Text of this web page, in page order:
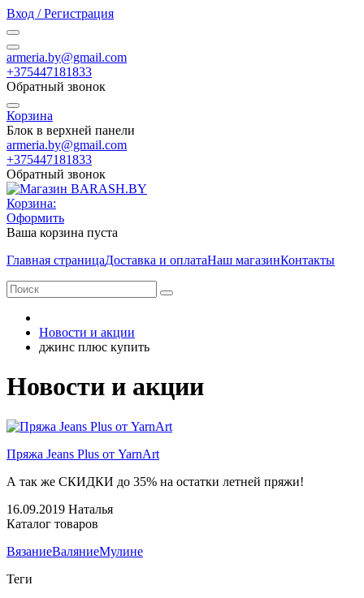
Вход / Регистрация
armeria.by@gmail.com
+375447181833
Обратный звонок
Корзина
Блок в верхней панели
armeria.by@gmail.com
+375447181833
Обратный звонок
Корзина:
Оформить
Ваша корзина пуста
Главная страницаДоставка и оплатаНаш магазинКонтакты
Новости и акции
джинс плюс купить
Новости и акции
Пряжа Jeans Plus от YarnArt
А так же СКИДКИ до 35% на остатки летней пряжи!
16.09.2019 Наталья
Каталог товаров
ВязаниеВаляниеМулине
Теги